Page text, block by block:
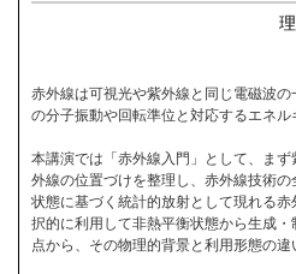
赤外線は可視光や紫外線と同じ電磁波
の分子振動や回転準位と対応するエネル
本講演では「赤外線入門」として、ま
外線の位置づけを整理し、赤外線技術
状態に基づく統計的放射として現れる
択的に利用して非熱平衡状態から生成
点から、その物理的背景と利用形態の違